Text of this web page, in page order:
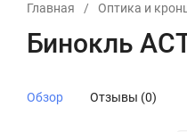
Главная / Оптика и
Бинокль
Обзор Отзывы (0)